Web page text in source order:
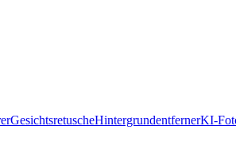
GesichtsretuscheHintergrundentfernerKI-